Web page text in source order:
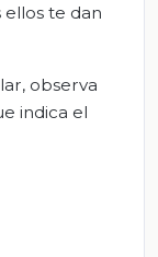
te dan
observa
indica el